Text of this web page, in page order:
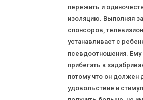
пережить и
изоляцию. Выполняя
спонсоров,
устанавливает с
псевдоотношения. Ему
прибегать к
потому что он должен
удовольствие и